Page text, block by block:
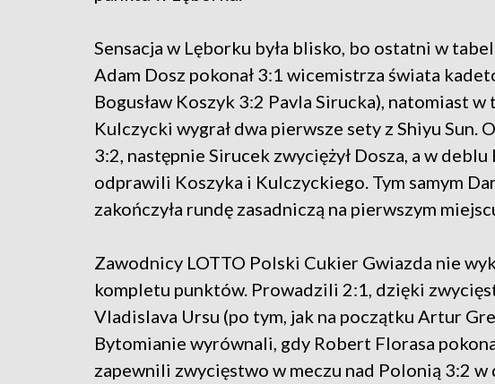
Sensacja w Lęborku była blisko, bo ostatni w
Adam Dosz pokonał 3:1 wicemistrza świata
Bogusław Koszyk 3:2 Pavla Sirucka), natomiast
Kulczycki wygrał dwa pierwsze sety z Shiyu
3:2, następnie Sirucek zwyciężył Dosza, a w
odprawili Koszyka i Kulczyckiego. Tym samym
zakończyła rundę zasadniczą na pierwszym
Zawodnicy LOTTO Polski Cukier Gwiazda nie
kompletu punktów. Prowadzili 2:1, dzięki
Vladislava Ursu (po tym, jak na początku Artur
Bytomianie wyrównali, gdy Robert Florasa
zapewnili zwycięstwo w meczu nad Polonią 3:2